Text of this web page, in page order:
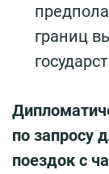
границ
по запросу
поездок с